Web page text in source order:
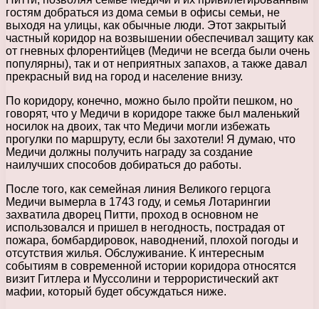
гостям добраться из дома семьи в офисы семьи, не
выходя на улицы, как обычные люди. Этот закрытый
частный коридор на возвышении обеспечивал защиту как
от гневных флорентийцев (Медичи не всегда были очень
популярны), так и от неприятных запахов, а также давал
прекрасный вид на город и население внизу.
По коридору, конечно, можно было пройти пешком, но
говорят, что у Медичи в коридоре также был маленький
носилок на двоих, так что Медичи могли избежать
прогулки по маршруту, если бы захотели! Я думаю, что
Медичи должны получить награду за создание
наилучших способов добираться до работы.
После того, как семейная линия Великого герцога
Медичи вымерла в 1743 году, и семья Лотарингии
захватила дворец Питти, проход в основном не
использовался и пришел в негодность, пострадая от
пожара, бомбардировок, наводнений, плохой погоды и
отсутствия жилья. Обслуживание. К интересным
событиям в современной истории коридора относятся
визит Гитлера и Муссолини и террористический акт
мафии, который будет обсуждаться ниже.